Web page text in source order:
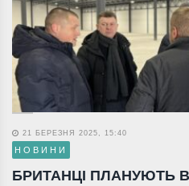
21 БЕРЕЗНЯ 2025, 15:40
НОВИНИ
БРИТАНЦІ ПЛАНУЮТЬ